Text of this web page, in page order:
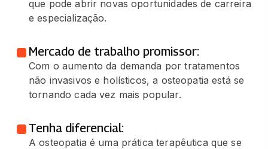
que pode abrir novas oportunidades de carreira
e especialização.
Mercado de trabalho promissor:
Com o aumento da demanda por tratamentos
não invasivos e holísticos, a osteopatia está se
tornando cada vez mais popular.
Tenha diferencial:
A osteopatia é uma prática terapêutica que se